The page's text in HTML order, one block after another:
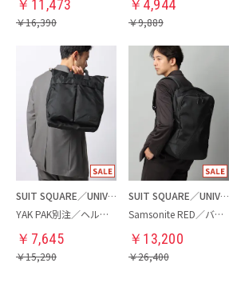
￥ 11,473
￥16,390
￥ 4,944
￥9,889
SUIT SQUARE／UNIVERSAL LANGUAGE
YAK PAK別注／ヘルメットバッグ
￥ 7,645
￥15,290
SUIT SQUARE／UNIVERSAL LANGUAGE
Samsonite RED／バックパック
￥ 13,200
￥26,400